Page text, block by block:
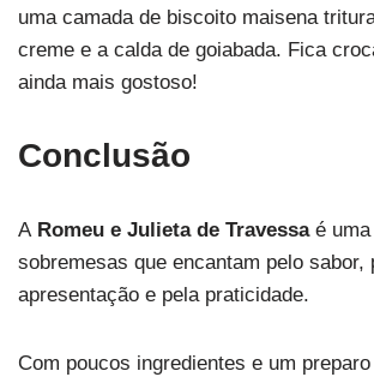
uma camada de biscoito maisena
creme e a calda de goiabada. Fica
ainda mais gostoso!
Conclusão
A Romeu e Julieta de Travessaé uma
sobremesas que encantam pelo sabor,
apresentação e pela praticidade.
Com poucos ingredientes e um